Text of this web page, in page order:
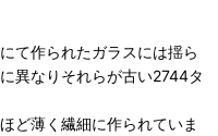
て作られたガラスには揺ら
異なりそれらが古い2744タ
ど薄く繊細に作られていま